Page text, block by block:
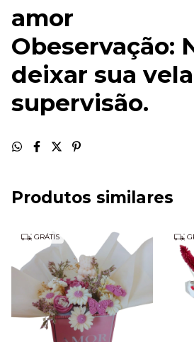
amor
Obeservação:
deixar sua
supervisão.
Produtos similares
GRÁTIS